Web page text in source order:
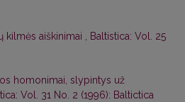
kilmės aiškinimai , Baltistica: Vol. 25
homonimai, slypintys už
Vol. 31 No. 2 (1996): Baltictica